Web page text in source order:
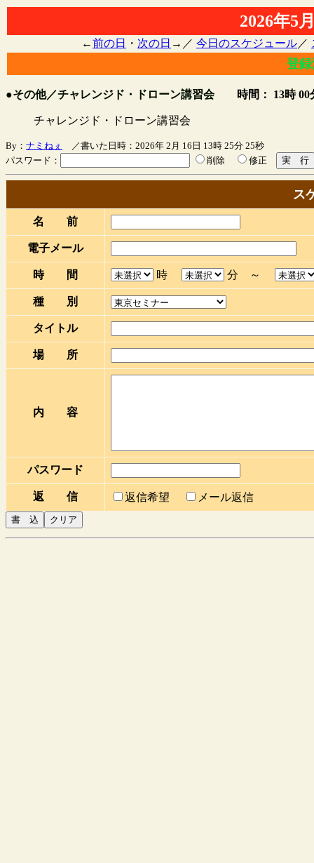
2026年5
←前の日 ・ 次の日 →／ 今日のスケジュール／
登
●その他／チャレンジド・ドローン講習会 時間： 13時 00
チャレンジド・ドローン講習会
By： ナミねぇ
／書いた日時：2026年 2月 16日 13時 25分 25秒
パスワード：
削除 修正
ス
名 前
電子メール
時 間 時 分 ～
種 別
タイトル
場 所
内 容
パスワード
返 信 返信希望 メール返信